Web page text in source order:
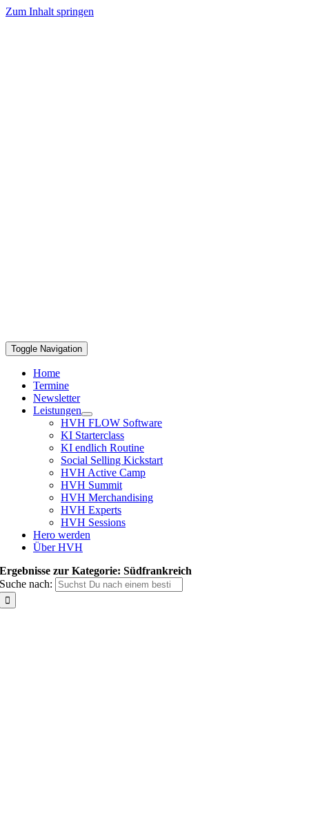
Zum Inhalt springen
Toggle Navigation
Home
Termine
Newsletter
Leistungen
HVH FLOW Software
KI Starterclass
KI endlich Routine
Social Selling Kickstart
HVH Active Camp
HVH Summit
HVH Merchandising
HVH Experts
HVH Sessions
Hero werden
Über HVH
Ergebnisse zur Kategorie: Südfrankreich
Suche nach: